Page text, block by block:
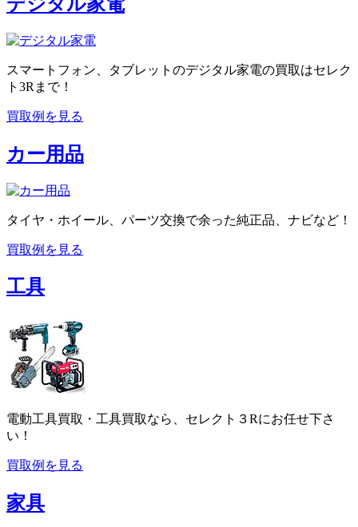
スマートフォン、タブレットのデジタル家電の買取はセレク
ト3Rまで！
買取例を見る
カー用品
タイヤ・ホイール、パーツ交換で余った純正品、ナビなど！
買取例を見る
工具
電動工具買取・工具買取なら、セレクト３Rにお任せ下さ
い！
買取例を見る
家具